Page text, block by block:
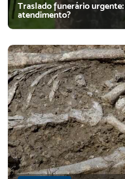
Traslado funerário
atendimento?